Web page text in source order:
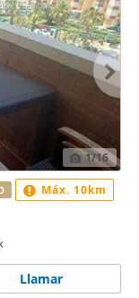
1/16
Llamar
Máx. 10km